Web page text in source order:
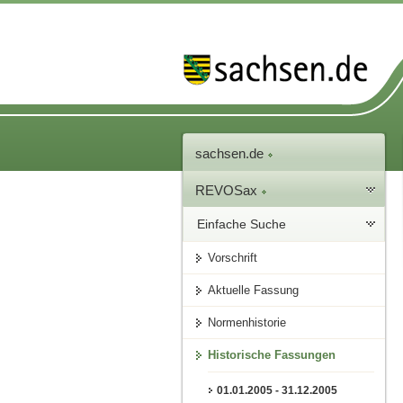
sachsen.de
REVOSax
Einfache Suche
Vorschrift
Aktuelle Fassung
Normenhistorie
Historische Fassungen
01.01.2005 - 31.12.2005